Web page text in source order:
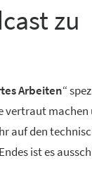
zu
Arbeiten“
vertraut
auf den
ist es